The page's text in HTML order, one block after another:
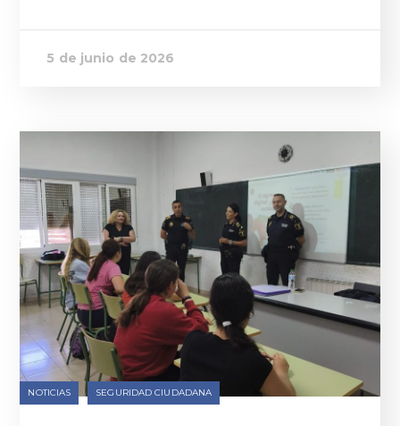
5 de junio de 2026
NOTICIAS SEGURIDAD CIUDADANA